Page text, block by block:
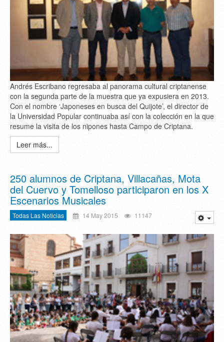
Andrés Escribano regresaba al panorama cultural criptanense
con la segunda parte de la muestra que ya expusiera en 2013.
Con el nombre ‘Japoneses en busca del Quijote’, el director de
la Universidad Popular continuaba así con la colección en la que
resume la visita de los nipones hasta Campo de Criptana.
Leer más...
250 alumnos de Criptana, Villacañas, Mota
del Cuervo y Tomelloso participaron en los X
Escenarios Musicales
Todas Las Noticias 14 May 2015 11147